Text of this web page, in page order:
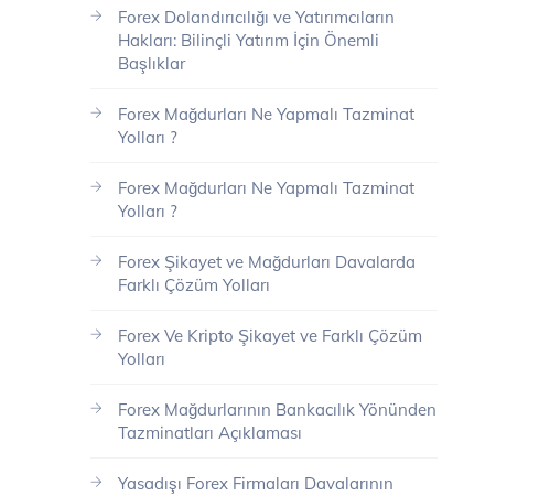
Forex Dolandırıcılığı ve Yatırımcıların
Hakları: Bilinçli Yatırım İçin Önemli
Başlıklar
Forex Mağdurları Ne Yapmalı Tazminat
Yolları ?
Forex Mağdurları Ne Yapmalı Tazminat
Yolları ?
Forex Şikayet ve Mağdurları Davalarda
Farklı Çözüm Yolları
Forex Ve Kripto Şikayet ve Farklı Çözüm
Yolları
Forex Mağdurlarının Bankacılık Yönünden
Tazminatları Açıklaması
Yasadışı Forex Firmaları Davalarının